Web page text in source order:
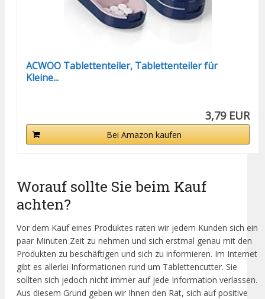
ACWOO Tablettenteiler, Tablettenteiler für
Kleine...
3,79 EUR
Bei Amazon kaufen
Worauf sollte Sie beim Kauf
achten?
Vor dem Kauf eines Produktes raten wir jedem Kunden sich ein
paar Minuten Zeit zu nehmen und sich erstmal genau mit den
Produkten zu beschäftigen und sich zu informieren. Im Internet
gibt es allerlei Informationen rund um Tablettencutter. Sie
sollten sich jedoch nicht immer auf jede Information verlassen.
Aus diesem Grund geben wir Ihnen den Rat, sich auf positive